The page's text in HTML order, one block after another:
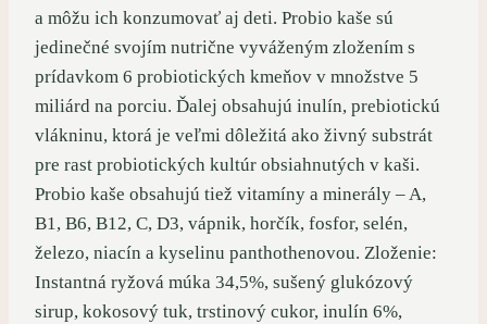
a môžu ich konzumovať aj deti. Probio kaše sú
jedinečné svojím nutrične vyváženým zložením s
prídavkom 6 probiotických kmeňov v množstve 5
miliárd na porciu. Ďalej obsahujú inulín, prebiotickú
vlákninu, ktorá je veľmi dôležitá ako živný substrát
pre rast probiotických kultúr obsiahnutých v kaši.
Probio kaše obsahujú tiež vitamíny a minerály – A,
B1, B6, B12, C, D3, vápnik, horčík, fosfor, selén,
železo, niacín a kyselinu panthothenovou. Zloženie:
Instantná ryžová múka 34,5%, sušený glukózový
sirup, kokosový tuk, trstinový cukor, inulín 6%,